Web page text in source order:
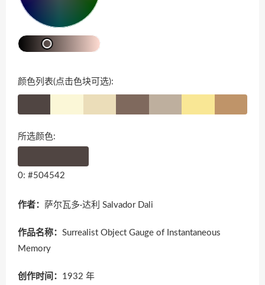
颜色列表(点击色块可选):
所选颜色:
0: #504542
作者： 萨尔瓦多·达利 Salvador Dali
作品名称： Surrealist Object Gauge of Instantaneous
Memory
创作时间： 1932 年